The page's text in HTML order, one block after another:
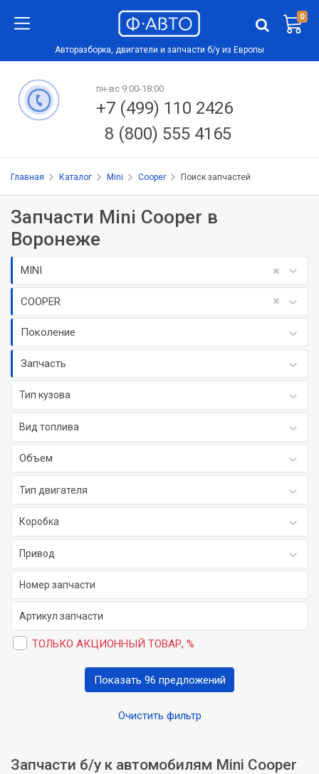
0
Авторазборка, двигатели и запчасти б/у из Европы
пн-вс 9:00-18:00
+7 (499) 110 2426
8 (800) 555 4165
Главная Каталог Mini Cooper Поиск запчастей
Запчасти Mini Cooper в
Воронеже
MINI
COOPER
Поколение
Запчасть
Тип кузова
Вид топлива
Объем
Тип двигателя
Коробка
Привод
ТОЛЬКО АКЦИОННЫЙ ТОВАР, %
Очистить фильтр
Показать 96 предложений
Запчасти б/у к автомобилям Mini Cooper